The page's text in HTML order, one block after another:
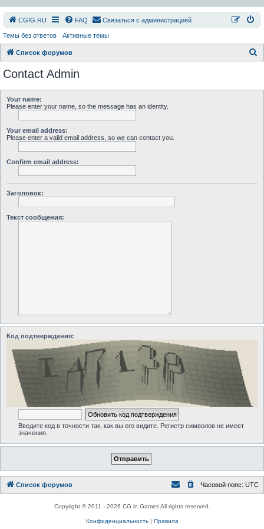
СGIG.RU FAQ Связаться с администрацией
Темы без ответов Активные темы
Список форумов
Contact Admin
Your name:
Please enter your name, so the message has an identity.
Your email address:
Please enter a valid email address, so we can contact you.
Confirm email address:
Заголовок:
Текст сообщения:
Код подтверждения:
Введите код в точности так, как вы его видите. Регистр символов не имеет
значения.
Список форумов Часовой пояс: UTC
Copyright © 2011 - 2026 CG in Games All rights reserved.
Конфиденциальность| Правила